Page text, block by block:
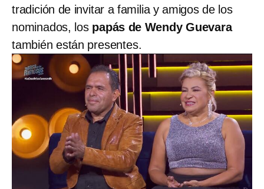
tradición de invitar a familia y amigos de los
nominados, los papás de Wendy Guevara
también están presentes.